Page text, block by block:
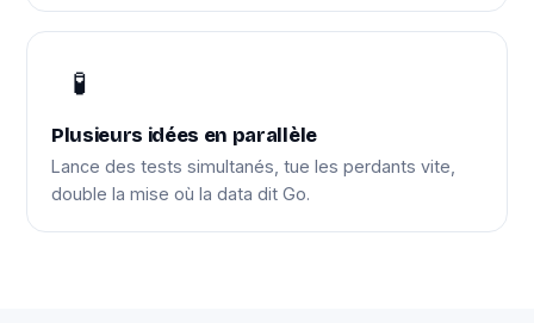
🧪
Plusieurs idées en parallèle
Lance des tests simultanés, tue les perdants vite,
double la mise où la data dit Go.